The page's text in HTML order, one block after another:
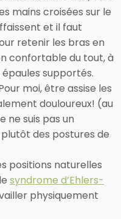
mains croisées sur le
et il faut
retenir les bras en
confortable du tout, à
supportés.
moi, être assise les
douloureux! (au
ne suis pas un
des postures de
positions naturelles
syndrome d’Ehlers-
physiquement